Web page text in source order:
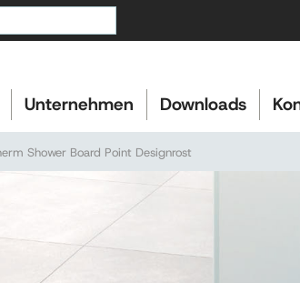
Unternehmen Downloads
Shower Board Point Designrost